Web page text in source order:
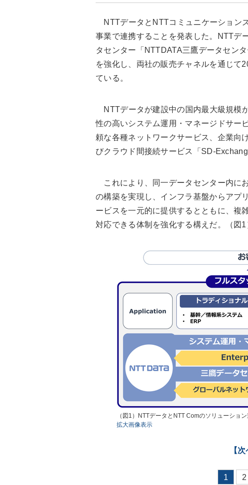
NTTデータとNTTコミュニケーション
事業で連携することを発表した。NTTデ
タセンター「NTTDATA三鷹データセン
を強化し、両社の販売チャネルを通じて
ている。
NTTデータが建設中の国内最大級規模
性の高いシステム運用・マネージドサー
頼な各種ネットワークサービス、企業向
びクラウド間接続サービス「SD-
これにより、同一データセンター内に
の構築を実現し、インフラ基盤からアプ
ービスを一元的に提供するとともに、複
対応できる体制を強化する構えだ。（図1
（図1）NTTデータとNTT Comのソリューショ
拡大画像表示
【
1 2